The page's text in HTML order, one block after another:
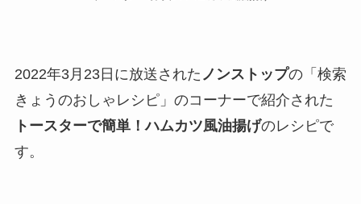
2022年3月23日に放送された ノンストップの「検索
きょうのおしゃレシピ」のコーナーで紹介された
トースターで簡単！ハムカツ風油揚げのレシピで
す。